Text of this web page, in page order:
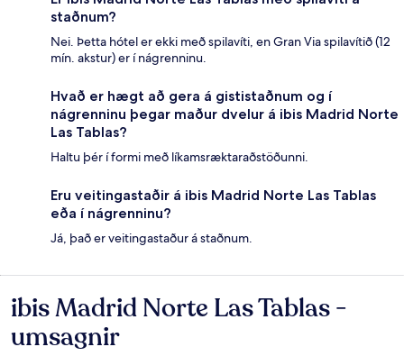
staðnum?
Nei. Þetta hótel er ekki með spilavíti, en Gran Via spilavítið (12
mín. akstur) er í nágrenninu.
Hvað er hægt að gera á gististaðnum og í
nágrenninu þegar maður dvelur á ibis Madrid Norte
Las Tablas?
Haltu þér í formi með líkamsræktaraðstöðunni.
Eru veitingastaðir á ibis Madrid Norte Las Tablas
eða í nágrenninu?
Já, það er veitingastaður á staðnum.
Umsagnir
ibis Madrid Norte Las Tablas -
umsagnir